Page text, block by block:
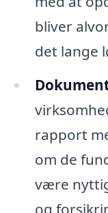
bliver
det lange
rapport
om de
være